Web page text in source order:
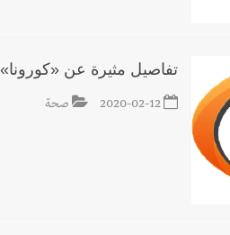
تفاصيل مثيرة عن
2020-02-12 صحة